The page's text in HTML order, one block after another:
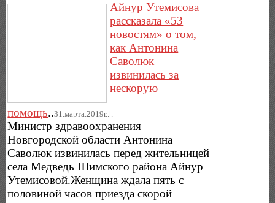
Айнур Утемисова
рассказала «53
новостям» о том,
как Антонина
Саволюк
извинилась за
нескорую
помощь..31.марта.2019г..|.
Министр здравоохранения
Новгородской области Антонина
Саволюк извинилась перед жительницей
села Медведь Шимского района Айнур
Утемисовой.Женщина ждала пять с
половиной часов приезда скорой